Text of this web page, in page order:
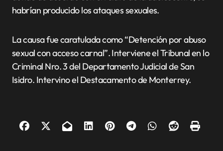
habrían producido los ataques sexuales.
La causa fue caratulada como “Detención por abuso
sexual con acceso carnal”. Interviene el Tribunal en lo
Criminal Nro. 3 del Departamento Judicial de San
Isidro. Intervino el Destacamento de Monterrey.